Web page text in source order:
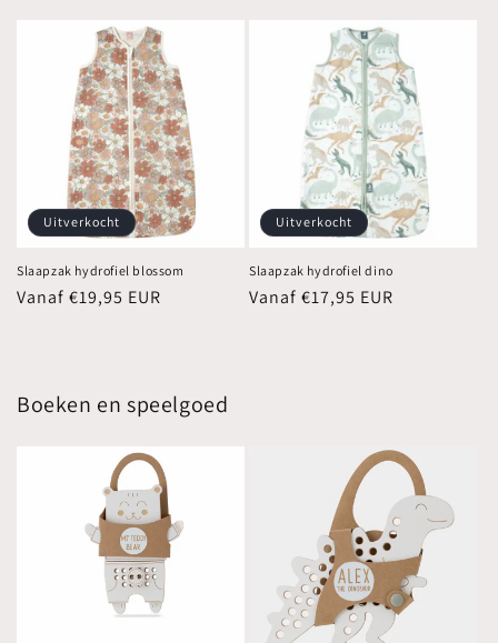
Uitverkocht
Slaapzak hydrofiel blossom
Normale
Vanaf €19,95 EUR
Uitverkocht
Slaapzak hydrofiel dino
Normale
Vanaf €17,95 EUR
Boeken en speelgoed